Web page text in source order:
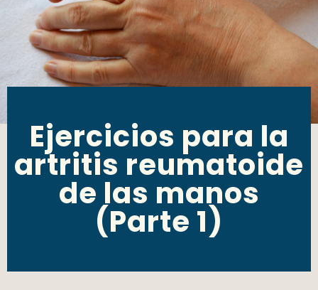
Ejercicios para la
artritis reumatoide
de las manos
(Parte 1)